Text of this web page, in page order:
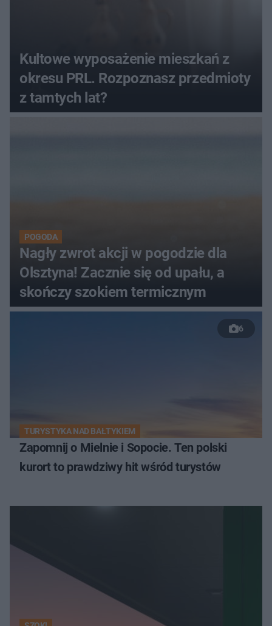
Kultowe wyposażenie mieszkań z
okresu PRL. Rozpoznasz przedmioty
z tamtych lat?
POGODA
Nagły zwrot akcji w pogodzie dla
Olsztyna! Zacznie się od upału, a
skończy szokiem termicznym
6
TURYSTYKA NAD BAŁTYKIEM
Zapomnij o Mielnie i Sopocie. Ten polski
kurort to prawdziwy hit wśród turystów